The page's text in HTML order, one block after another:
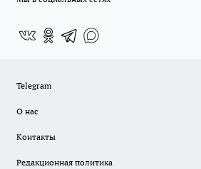
Telegram
О нас
Контакты
Редакционная политика